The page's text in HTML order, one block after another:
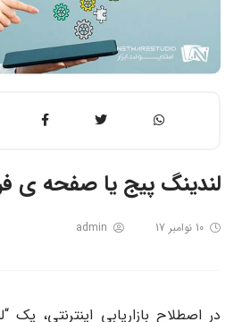
لندینگ پیج یا صفحه ی
در اصطلاح بازاریابی اینترنتی،